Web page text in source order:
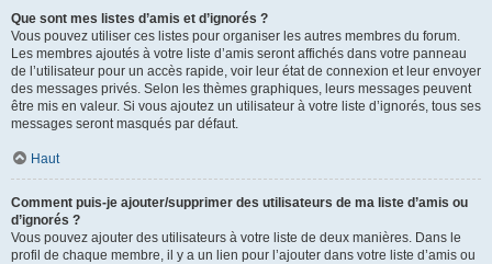
Que sont mes listes d’amis et d’ignorés ?
Vous pouvez utiliser ces listes pour organiser les autres membres du forum.
Les membres ajoutés à votre liste d’amis seront affichés dans votre panneau
de l’utilisateur pour un accès rapide, voir leur état de connexion et leur envoyer
des messages privés. Selon les thèmes graphiques, leurs messages peuvent
être mis en valeur. Si vous ajoutez un utilisateur à votre liste d’ignorés, tous ses
messages seront masqués par défaut.
Haut
Comment puis-je ajouter/supprimer des utilisateurs de ma liste d’amis ou
d’ignorés ?
Vous pouvez ajouter des utilisateurs à votre liste de deux manières. Dans le
profil de chaque membre, il y a un lien pour l’ajouter dans votre liste d’amis ou